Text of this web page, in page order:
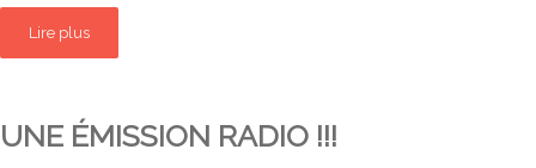
Lire plus
UNE ÉMISSION RADIO !!!